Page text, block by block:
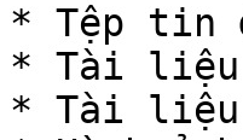
* Tệp tin
* Tài liệu
* Tài liệu